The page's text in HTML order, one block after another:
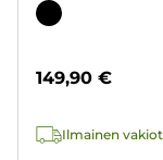
tähteä.
Värikasetti
149,90 €
Ilmainen